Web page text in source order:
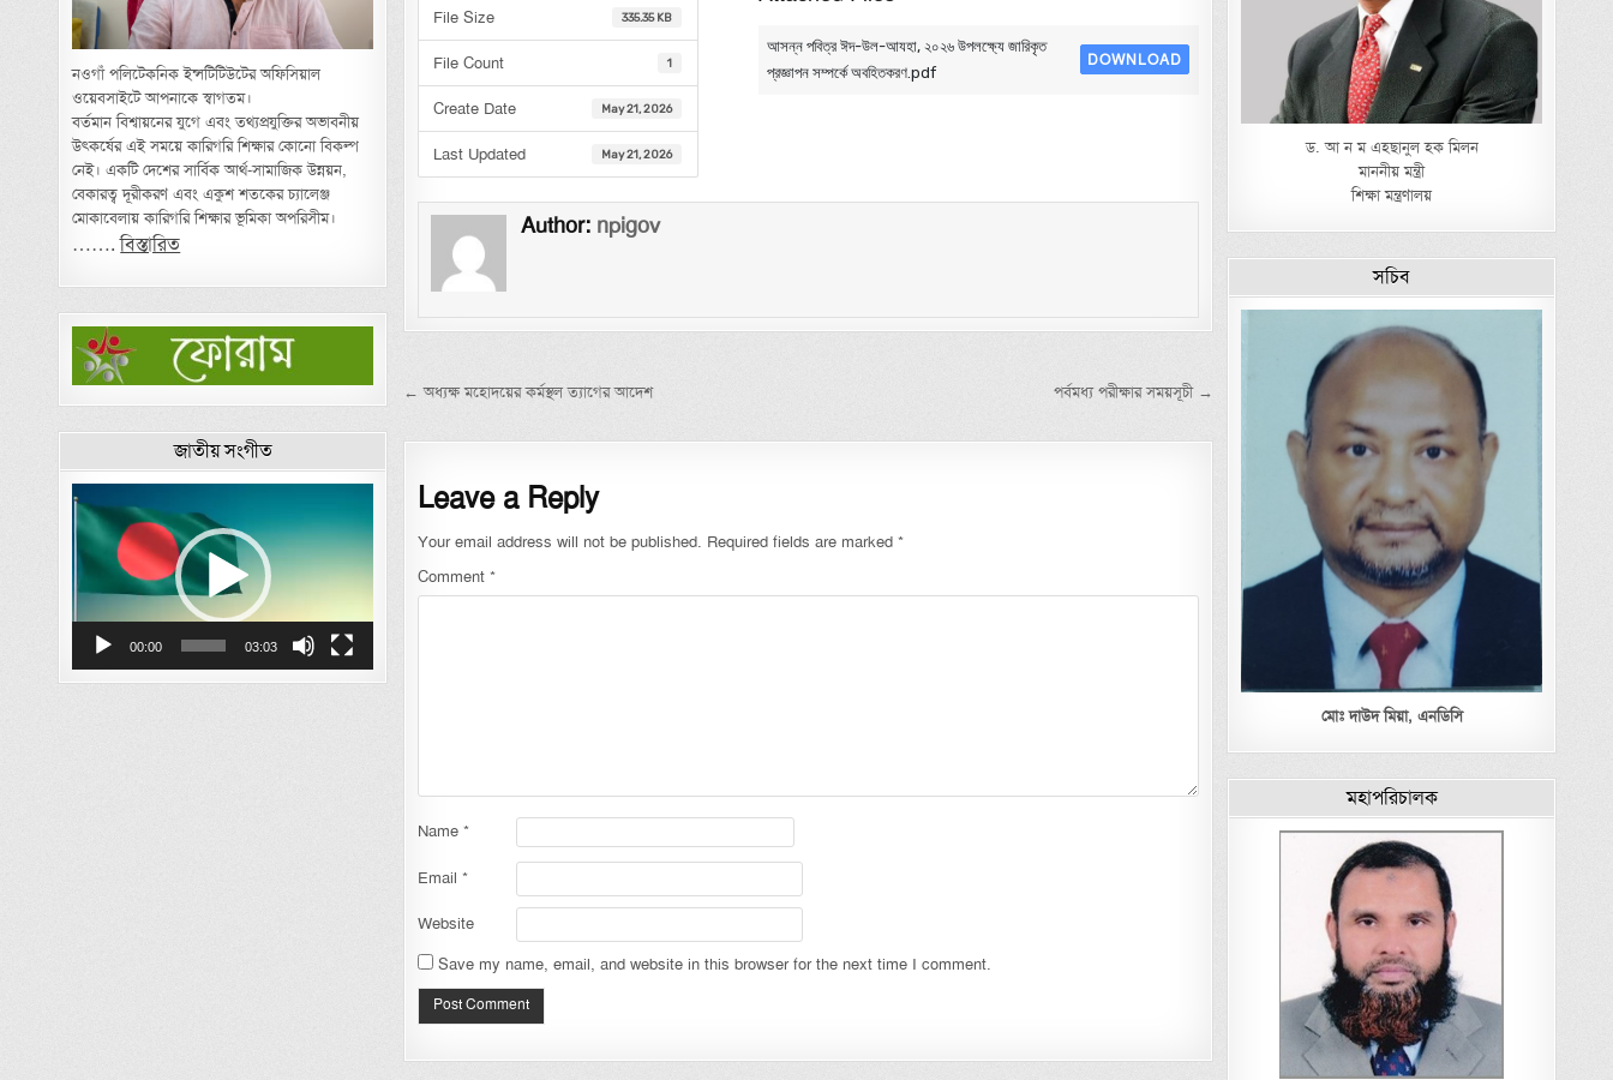
File Size 335.35 KB
File Count 1
Create Date May 21, 2026
Last Updated May 21, 2026
আসন্ন পবিত্র ঈদ-উল-আযহা, ২০২৬ উপলক্ষ্যে জারিকৃত
প্রজ্ঞাপন সম্পর্কে অবহিতকরণ.pdf
DOWNLOAD
Author: npigov
Post navigation পর্বমধ্য পরীক্ষার সময়সূচী →
← অধ্যক্ষ মহোদয়ের কর্মস্থল ত্যাগের আদেশ
Leave a Reply
Your email address will not be published. Required fields are marked *
Comment *
Name *
Email *
Website
Save my name, email, and website in this browser for the next time I comment.
নওগাঁ পলিটেকনিক ইন্সটিটিউটের অফিসিয়াল
ওয়েবসাইটে আপনাকে স্বাগতম।
বর্তমান বিশ্বায়নের যুগে এবং তথ্যপ্রযুক্তির অভাবনীয়
উৎকর্ষের এই সময়ে কারিগরি শিক্ষার কোনো বিকল্প
নেই। একটি দেশের সার্বিক আর্থ-সামাজিক উন্নয়ন,
বেকারত্ব দূরীকরণ এবং একুশ শতকের চ্যালেঞ্জ
মোকাবেলায় কারিগরি শিক্ষার ভূমিকা অপরিসীম।
…….বিস্তারিত
জাতীয় সংগীত
Video
Player
00:00 03:03
ড. আ ন ম এহছানুল হক মিলন
মাননীয় মন্ত্রী
শিক্ষা মন্ত্রণালয়
সচিব
মোঃ দাউদ মিয়া, এনডিসি
মহাপরিচালক